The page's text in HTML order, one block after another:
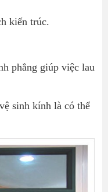
kiến trúc.
phẳng giúp việc lau
sinh kính là có thể